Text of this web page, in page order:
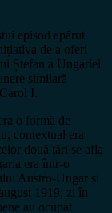
episod apărut
de a oferi
Ștefan a Ungariei
similară
I.
o formă de
contextual era
două țări se afla
era într-o
Austro-Ungar și
1919, zi în
au ocupat